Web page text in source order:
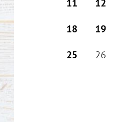
11
12
18
19
25
26